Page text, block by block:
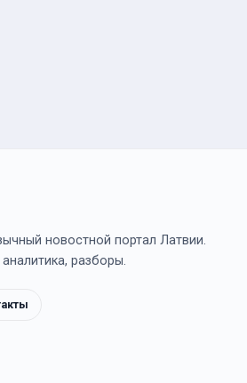
новостной портал Латвии.
разборы.